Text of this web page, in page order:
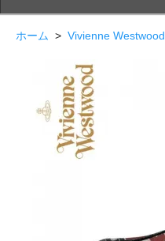
ホーム > Vivienne Westwood